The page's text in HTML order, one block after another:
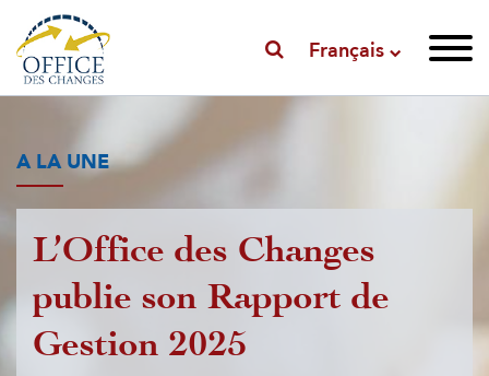
Français
A LA UNE
L’Office des Changes
publie son Rapport de
Gestion 2025